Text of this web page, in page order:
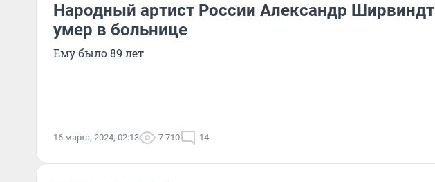
Народный артист России Александр Ширвиндт
умер в больнице
Ему было 89 лет
16 марта, 2024, 02:13 7 710 14